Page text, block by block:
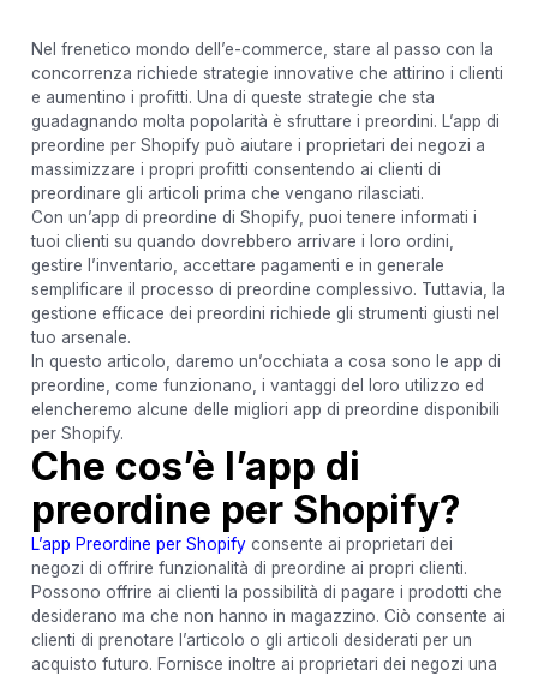
Nel frenetico mondo dell’e-commerce, stare al passo con la
concorrenza richiede strategie innovative che attirino i clienti
e aumentino i profitti. Una di queste strategie che sta
guadagnando molta popolarità è sfruttare i preordini. L’app di
preordine per Shopify può aiutare i proprietari dei negozi a
massimizzare i propri profitti consentendo ai clienti di
preordinare gli articoli prima che vengano rilasciati.
Con un’app di preordine di Shopify, puoi tenere informati i
tuoi clienti su quando dovrebbero arrivare i loro ordini,
gestire l’inventario, accettare pagamenti e in generale
semplificare il processo di preordine complessivo. Tuttavia, la
gestione efficace dei preordini richiede gli strumenti giusti nel
tuo arsenale.
In questo articolo, daremo un’occhiata a cosa sono le app di
preordine, come funzionano, i vantaggi del loro utilizzo ed
elencheremo alcune delle migliori app di preordine disponibili
per Shopify.
Che cos’è l’app di
preordine per Shopify?
L’app Preordine per Shopifyconsente ai proprietari dei
negozi di offrire funzionalità di preordine ai propri clienti.
Possono offrire ai clienti la possibilità di pagare i prodotti che
desiderano ma che non hanno in magazzino. Ciò consente ai
clienti di prenotare l’articolo o gli articoli desiderati per un
acquisto futuro. Fornisce inoltre ai proprietari dei negozi una